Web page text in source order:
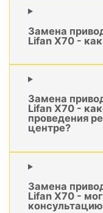
Замена
Lifan X70 -
Замена
Lifan X70 -
проведения
центре?
Замена
Lifan X70 -